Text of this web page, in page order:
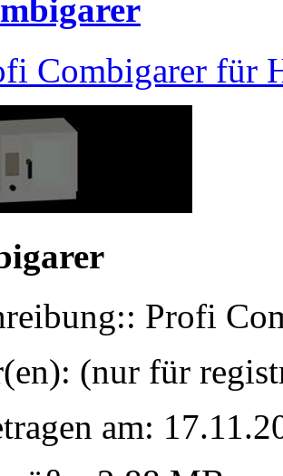
Combigarer für
Profi
(nur für
am: